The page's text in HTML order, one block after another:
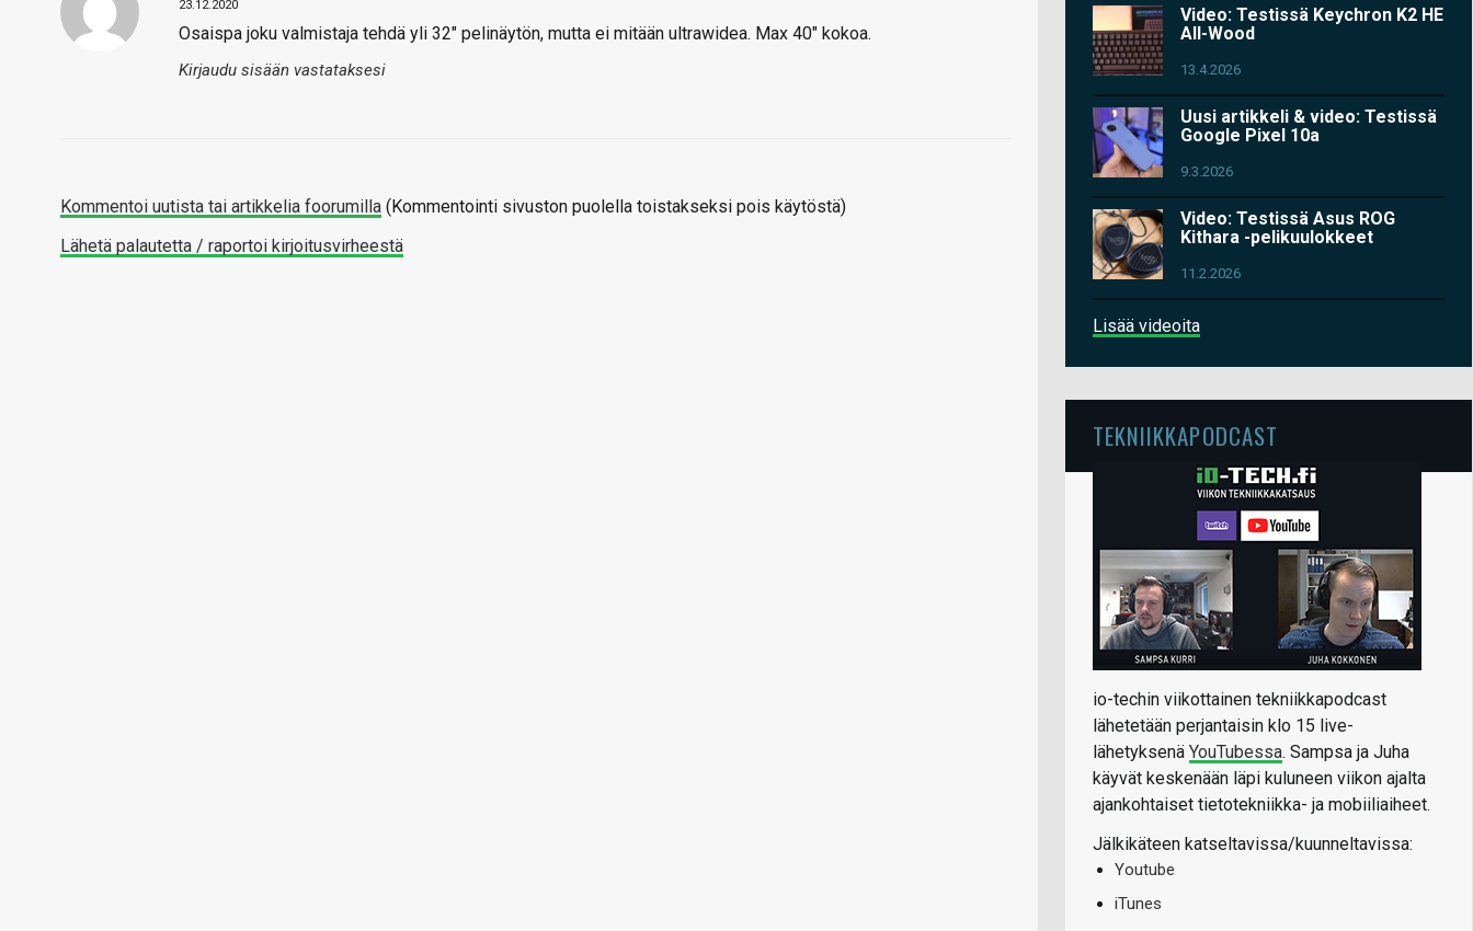
23.12.2020
Osaispa joku valmistaja tehdä yli 32″ pelinäytön, mutta ei mitään ultrawidea. Max 40″ kokoa.
Kirjaudu sisään vastataksesi
Kommentoi uutista tai artikkelia foorumilla (Kommentointi sivuston puolella toistakseksi pois käytöstä)
Lähetä palautetta / raportoi kirjoitusvirheestä
Video: Testissä Keychron K2 HE
All-Wood
13.4.2026
Uusi artikkeli & video: Testissä
Google Pixel 10a
9.3.2026
Video: Testissä Asus ROG
Kithara -pelikuulokkeet
11.2.2026
Lisää videoita
TEKNIIKKAPODCAST
io-techin viikottainen tekniikkapodcast
lähetetään perjantaisin klo 15 live-
lähetyksenä YouTubessa. Sampsa ja Juha
käyvät keskenään läpi kuluneen viikon ajalta
ajankohtaiset tietotekniikka- ja mobiiliaiheet.
Jälkikäteen katseltavissa/kuunneltavissa:
Youtube
iTunes